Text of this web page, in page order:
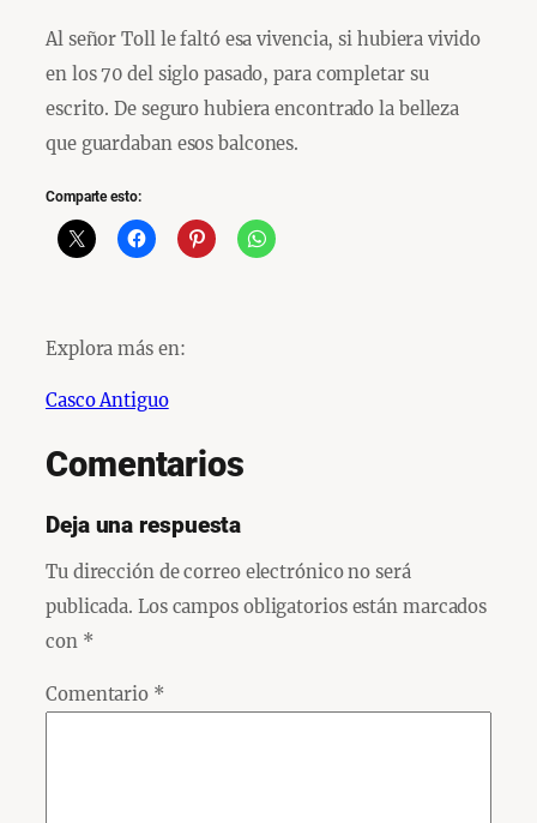
Al señor Toll le faltó esa vivencia, si hubiera vivido
en los 70 del siglo pasado, para completar su
escrito. De seguro hubiera encontrado la belleza
que guardaban esos balcones.
Comparte esto:
Explora más en:
Casco Antiguo
Comentarios
Deja una respuesta
Tu dirección de correo electrónico no será
publicada. Los campos obligatorios están marcados
con *
Comentario *